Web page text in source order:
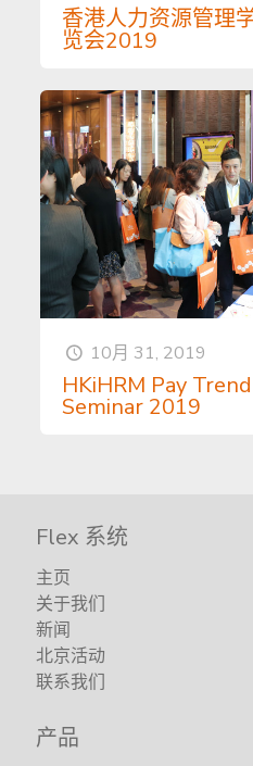
香港人力资源管理
览会2019
10月 31, 2019
HKiHRM Pay
Seminar 2019
Flex 系统
主页
关于我们
新闻
北京活动
联系我们
产品